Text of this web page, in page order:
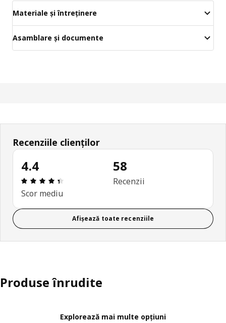
Materiale și întreținere
Asamblare și documente
Recenziile clienților
4.4
Prezentare generală: 4.4 din 5 stele Total
Scor mediu
58
Recenzii
Afișează toate recenziile
Produse înrudite
Explorează mai multe opțiuni